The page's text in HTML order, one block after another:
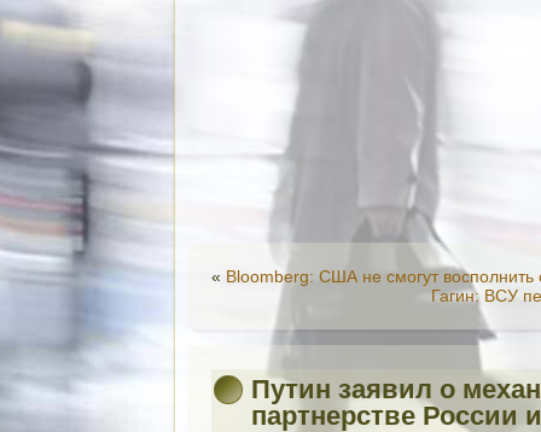
« Bloomberg: США не смогут
Гагин: ВСУ
Путин заявил о
партнерстве России